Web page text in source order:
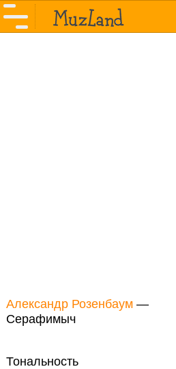
Александр Розенбаум —
Серафимыч
Тональность